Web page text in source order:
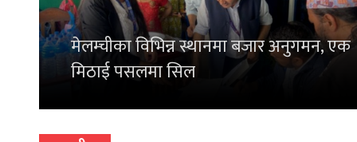
मेलम्चीका विभिन्न स्थानमा बजार अनुगमन, एक
मिठाई पसलमा सिल